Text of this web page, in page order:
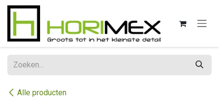
Overslaan naar inhoud
Alle producten